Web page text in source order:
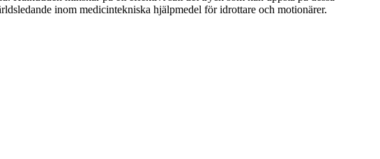
inom medicintekniska hjälpmedel för idrottare och motionärer.